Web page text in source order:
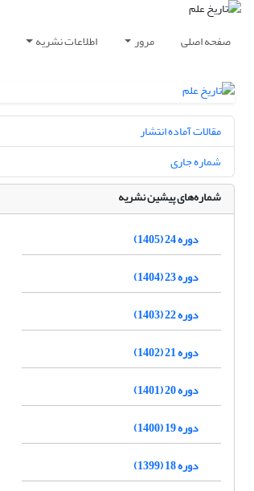
صفحه اصلی مرور اطلاعات نشریه
مقالات آماده انتشار
شماره جاری
شماره‌های پیشین نشریه
دوره 24 (1405)
دوره 23 (1404)
دوره 22 (1403)
دوره 21 (1402)
دوره 20 (1401)
دوره 19 (1400)
دوره 18 (1399)